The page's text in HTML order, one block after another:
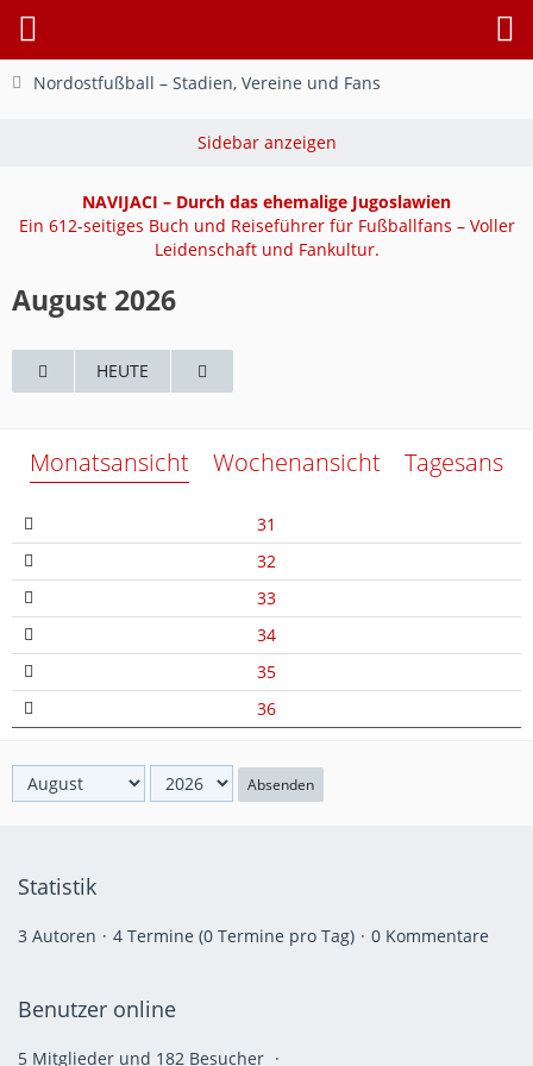
Nordostfußball – Stadien, Vereine und Fans
NAVIJACI – Durch das ehemalige Jugoslawien
Ein 612-seitiges Buch und Reiseführer für Fußballfans – Voller
Leidenschaft und Fankultur.
August 2026
HEUTE
Monatsansicht Wochenansicht
31
32
33
34
35
36
Absenden
Statistik
3 Autoren 4 Termine (0 Termine pro Tag) 0 Kommentare
Benutzer online
5 Mitglieder und 182 Besucher